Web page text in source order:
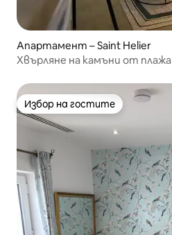
Апартамент – Saint Helier
Хвърляне на камъни от плажа
Избор на гостите
Избор на гостите